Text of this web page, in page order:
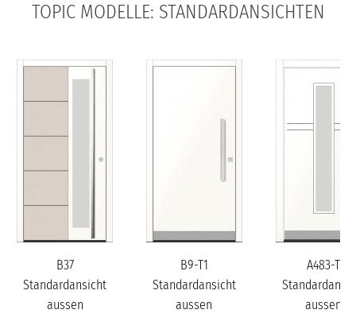
TOPIC MODELLE: STANDARDANSICHTEN
B37
Standardansicht
aussen
B9-T1
Standardansicht
aussen
A483-T
aussen